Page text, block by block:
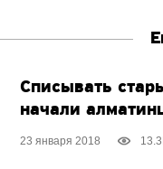
Списывать
начали
23 января 2018